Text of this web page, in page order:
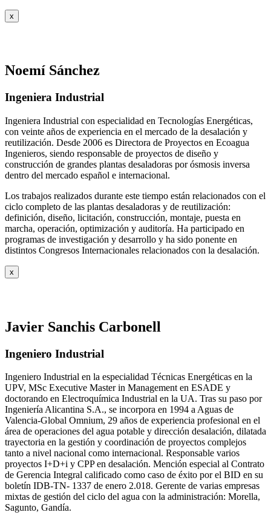
x
Noemí Sánchez
Ingeniera Industrial
Ingeniera Industrial con especialidad en Tecnologías Energéticas,
con veinte años de experiencia en el mercado de la desalación y
reutilización. Desde 2006 es Directora de Proyectos en Ecoagua
Ingenieros, siendo responsable de proyectos de diseño y
construcción de grandes plantas desaladoras por ósmosis inversa
dentro del mercado español e internacional.
Los trabajos realizados durante este tiempo están relacionados con el
ciclo completo de las plantas desaladoras y de reutilización:
definición, diseño, licitación, construcción, montaje, puesta en
marcha, operación, optimización y auditoría. Ha participado en
programas de investigación y desarrollo y ha sido ponente en
distintos Congresos Internacionales relacionados con la desalación.
x
Javier Sanchis Carbonell
Ingeniero Industrial
Ingeniero Industrial en la especialidad Técnicas Energéticas en la
UPV, MSc Executive Master in Management en ESADE y
doctorando en Electroquímica Industrial en la UA. Tras su paso por
Ingeniería Alicantina S.A., se incorpora en 1994 a Aguas de
Valencia-Global Omnium, 29 años de experiencia profesional en el
área de operaciones del agua potable y dirección desalación, dilatada
trayectoria en la gestión y coordinación de proyectos complejos
tanto a nivel nacional como internacional. Responsable varios
proyectos I+D+i y CPP en desalación. Mención especial al Contrato
de Gerencia Integral calificado como caso de éxito por el BID en su
boletín IDB-TN- 1337 de enero 2.018. Gerente de varias empresas
mixtas de gestión del ciclo del agua con la administración: Morella,
Sagunto, Gandía.